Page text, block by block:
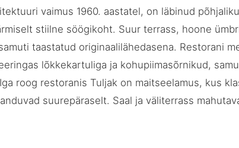
vaimus 1960. aastatel, on läbinud
stiilne söögikoht. Suur terrass, hoone
taastatud originaalilähedasena. Restorani
lõkkekartuliga ja kohupiimasõrnikud,
roog restoranis Tuljak on maitseelamus, kus
suurepäraselt. Saal ja väliterrass